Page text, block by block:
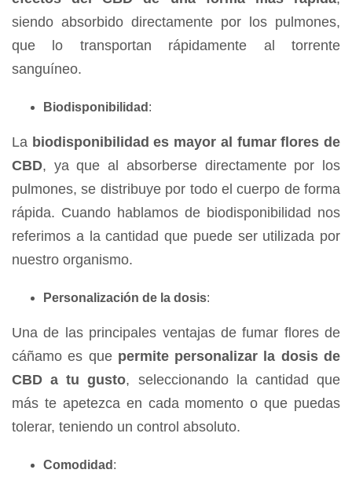
siendo absorbido directamente por los pulmones,
que lo transportan rápidamente al torrente
sanguíneo.
Biodisponibilidad :
La biodisponibilidad es mayor al fumar flores de
CBD, ya que al absorberse directamente por los
pulmones, se distribuye por todo el cuerpo de forma
rápida. Cuando hablamos de biodisponibilidad nos
referimos a la cantidad que puede ser utilizada por
nuestro organismo.
Personalización de la dosis:
Una de las principales ventajas de fumar flores de
cáñamo es que permite personalizar la dosis de
CBD a tu gusto, seleccionando la cantidad que
más te apetezca en cada momento o que puedas
tolerar, teniendo un control absoluto.
Comodidad :